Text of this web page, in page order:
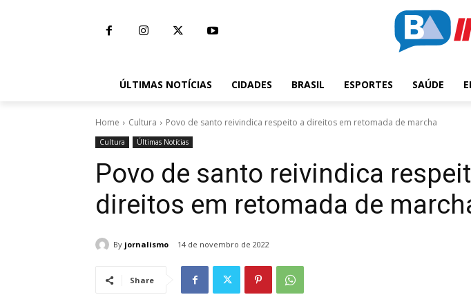
ÚLTIMAS NOTÍCIAS CIDADES BRASIL ESPORTES SAÚDE
Home Cultura Povo de santo reivindica respeito a direitos em retomada de marcha
Cultura Últimas Notícias
Povo de santo reivindica
direitos em retomada de
By jornalismo 14 de novembro de 2022
Share